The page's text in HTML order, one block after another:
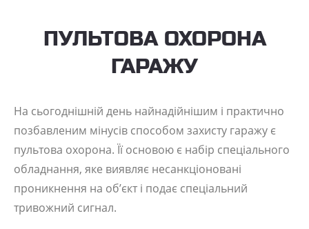
ПУЛЬТОВА ОХОРОНА
ГАРАЖУ
На сьогоднішній день найнадійнішим і практично
позбавленим мінусів способом захисту гаражу є
пультова охорона. Її основою є набір спеціального
обладнання, яке виявляє несанкціоновані
проникнення на об’єкт і подає спеціальний
тривожний сигнал.